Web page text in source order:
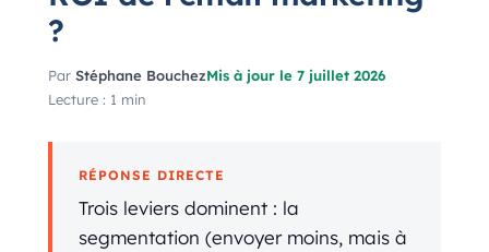
?
Par Stéphane BouchezMis à jour le 7 juillet 2026
Lecture : 1 min
RÉPONSE DIRECTE
Trois leviers dominent : la
segmentation (envoyer moins, mais à